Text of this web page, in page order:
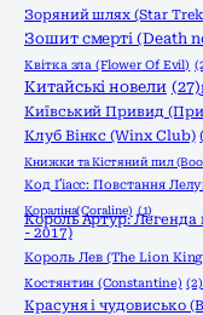
Зоряний шлях (Star
Зошит смерті (Death
Квітка зла (Flower Of Evil)
Китайські новели (27)
Київський Привид
Клуб Вінкс (Winx Club)
Книжки та Кістяний пил
Код Ґіасс: Повстання
Кораліна(Coraline) (1)
Король Артур:
- 2017)
Король Лев (The Lion
Костянтин (Constantine) (2)
Красуня і чудовисько